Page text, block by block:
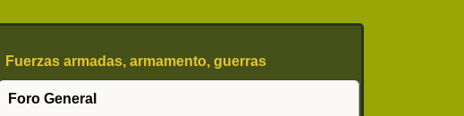
Fuerzas armadas, armamento, guerras
Motor - coches, motos, etc
Foro General